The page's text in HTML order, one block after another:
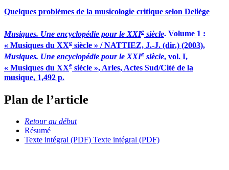
Quelques problèmes de la musicologie critique selon Deliège
Musiques. Une encyclopédie pour le XXIe siècle. Volume 1 :
« Musiques du XXe siècle » / NATTIEZ, J.-J. (dir.) (2003),
Musiques. Une encyclopédie pour le XXIe siècle, vol. I,
« Musiques du XXe siècle », Arles, Actes Sud/Cité de la
musique, 1,492 p.
Plan de l’article
Retour au début
Résumé
Texte intégral (PDF) Texte intégral (PDF)